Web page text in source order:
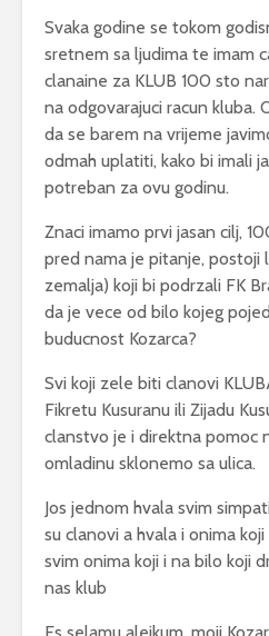
Svaka godine se tokom
sretnem sa ljudima te imam
clanaine za KLUB 100 sto
na odgovarajuci racun kluba.
da se barem na vrijeme
odmah uplatiti, kako bi imali
potreban za ovu godinu.
Znaci imamo prvi jasan cilj,
pred nama je pitanje, postoji
zemalja) koji bi podrzali FK
da je vece od bilo kojeg
buducnost Kozarca?
Svi koji zele biti clanovi
Fikretu Kusuranu ili Zijadu
clanstvo je i direktna pomoc
omladinu sklonemo sa ulica.
Jos jednom hvala svim
su clanovi a hvala i onima
svim onima koji i na bilo koji
nas klub